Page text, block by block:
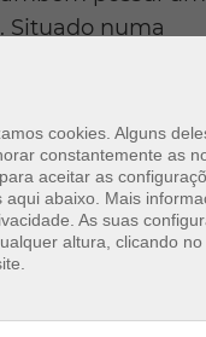
cookies. Alguns
constantemente as
aceitar as
abaixo. Mais
As suas
altura, clicando no
Situado numa
desfrutar do
idílico. O voleibol
na região, com
torneios. Para
de praia em
o site oficial da